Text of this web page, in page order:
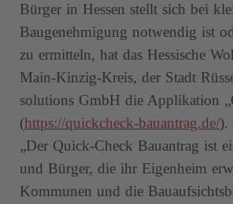
Bürger in Hessen stellt sich bei
Baugenehmigung notwendig ist
zu ermitteln, hat das Hessische
Main-Kinzig-Kreis, der Stadt
solutions GmbH die Applikation
(https://quickcheck-bauantrag.de/).
„Der Quick-Check Bauantrag ist
und Bürger, die ihr Eigenheim
Kommunen und die